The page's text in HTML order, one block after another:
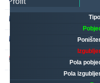
Pola
Pola
36
1
225 5